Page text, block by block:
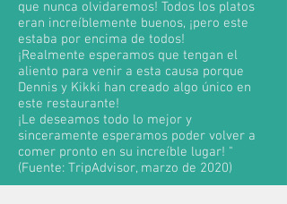
que nunca olvidaremos! Todos los platos
eran increíblemente buenos, ¡pero este
estaba por encima de todos!
¡Realmente esperamos que tengan el
aliento para venir a esta causa porque
Dennis y Kikki han creado algo único en
este restaurante!
¡Le deseamos todo lo mejor y
sinceramente esperamos poder volver a
comer pronto en su increíble lugar! "
(Fuente: TripAdvisor, marzo de 2020)